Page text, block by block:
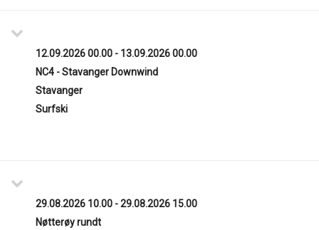
12.09.2026 00.00 - 13.09.2026 00.00
NC4 - Stavanger Downwind
Stavanger
Surfski
29.08.2026 10.00 - 29.08.2026 15.00
Nøtterøy rundt